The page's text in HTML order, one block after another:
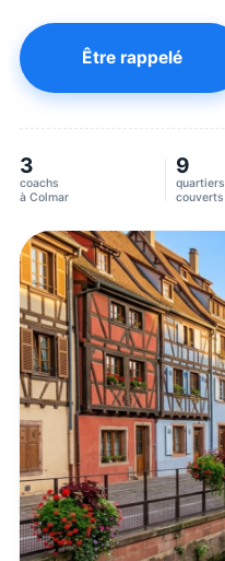
Être rappelé
3
coachs
à Colmar
9
quartiers
couverts